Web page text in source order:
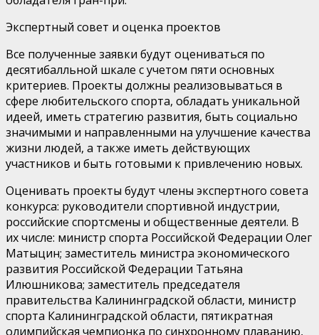
Экспертный совет и оценка проектов
Все полученные заявки будут оцениваться по
десятибалльной шкале с учетом пяти основных
критериев. Проекты должны реализовываться в
сфере любительского спорта, обладать уникальной
идеей, иметь стратегию развития, быть социально
значимыми и направленными на улучшение качества
жизни людей, а также иметь действующих
участников и быть готовыми к привлечению новых.
Оценивать проекты будут члены экспертного совета
конкурса: руководители спортивной индустрии,
российские спортсмены и общественные деятели. В
их числе: министр спорта Российской Федерации Олег
Матыцин; заместитель министра экономического
развития Российской Федерации Татьяна
Илюшникова; заместитель председателя
правительства Калининградской области, министр
спорта Калининградской области, пятикратная
олимпийская чемпионка по синхронному плаванию,